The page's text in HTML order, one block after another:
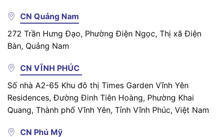
CN Quảng Nam
272 Trần Hưng Đạo, Phường Điện Ngọc, Thị xã Điện
Bàn, Quảng Nam
CN VĨNH PHÚC
Số nhà A2-65 Khu đô thị Times Garden Vĩnh Yên
Residences, Đường Đinh Tiên Hoàng, Phường Khai
Quang, Thành phố Vĩnh Yên, Tỉnh Vĩnh Phúc, Việt Nam
CN Phú Mỹ